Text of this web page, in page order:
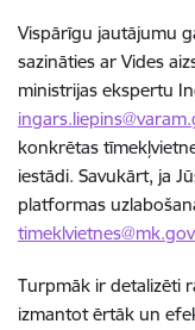
Vispārīgu jautājumu
sazināties ar Vides
ministrijas ekspertu
konkrētas
iestādi. Savukārt, ja
platformas
Turpmāk ir detalizēti
izmantot ērtāk un